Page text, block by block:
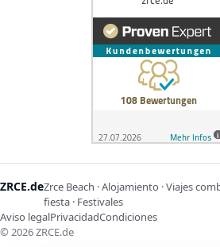
ZRCE.deZrce Beach · Alojamiento · Viajes
fiesta · Festivales
Aviso legalPrivacidadCondiciones
© 2026ZRCE.de